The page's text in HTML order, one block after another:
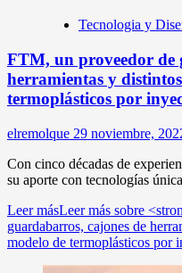
Tecnologia y
FTM, un proveedor de
herramientas y
termoplásticos por
elremolque 29 noviembre,
Con cinco décadas de
su aporte con tecnologías
Leer másLeer más sobre
guardabarros, cajones de
modelo de termoplásticos por